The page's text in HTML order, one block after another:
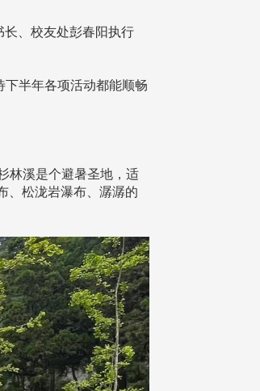
、校友处彭春阳执行
半年各项活动都能顺畅
林溪是个避暑圣地，适
、松泷岩瀑布、潺潺的